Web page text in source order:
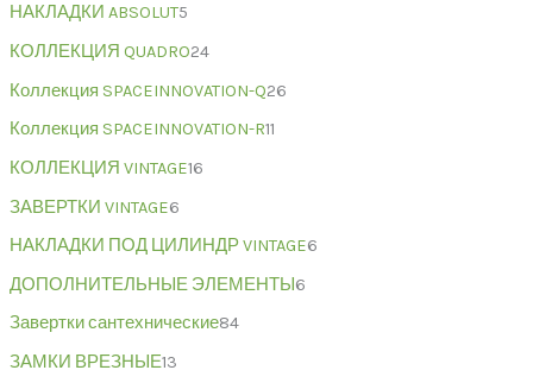
НАКЛАДКИ ABSOLUT5
КОЛЛЕКЦИЯ QUADRO24
Коллекция SPACEINNOVATION-Q26
Коллекция SPACEINNOVATION-R11
КОЛЛЕКЦИЯ VINTAGE16
ЗАВЕРТКИ VINTAGE6
НАКЛАДКИ ПОД ЦИЛИНДР VINTAGE6
ДОПОЛНИТЕЛЬНЫЕ ЭЛЕМЕНТЫ 6
Завертки сантехнические84
ЗАМКИ ВРЕЗНЫЕ13